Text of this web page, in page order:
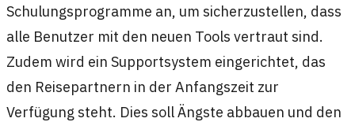
Schulungsprogramme an, um sicherzustellen, dass
alle Benutzer mit den neuen Tools vertraut sind.
Zudem wird ein Supportsystem eingerichtet, das
den Reisepartnern in der Anfangszeit zur
Verfügung steht. Dies soll Ängste abbauen und den